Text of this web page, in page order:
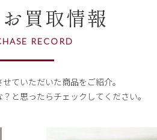
買取情報
RECORD
ていただいた商品をご紹介。
と思ったらチェックしてください。